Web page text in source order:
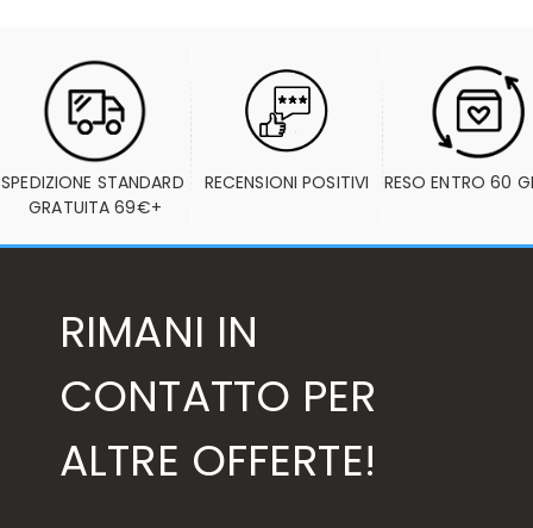
SPEDIZIONE STANDARD
GRATUITA 69€+
RECENSIONI POSITIVI RESO ENTRO 60
RIMANI IN
CONTATTO PER
ALTRE OFFERTE!